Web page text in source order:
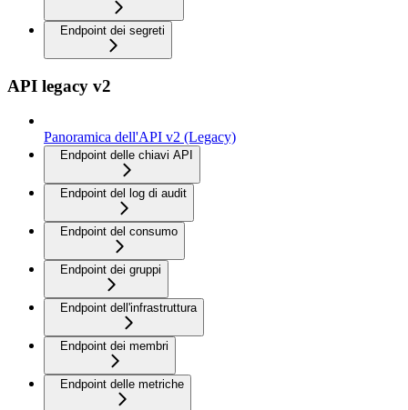
Endpoint dei segreti
API legacy v2
Panoramica dell'API v2 (Legacy)
Endpoint delle chiavi API
Endpoint del log di audit
Endpoint del consumo
Endpoint dei gruppi
Endpoint dell'infrastruttura
Endpoint dei membri
Endpoint delle metriche